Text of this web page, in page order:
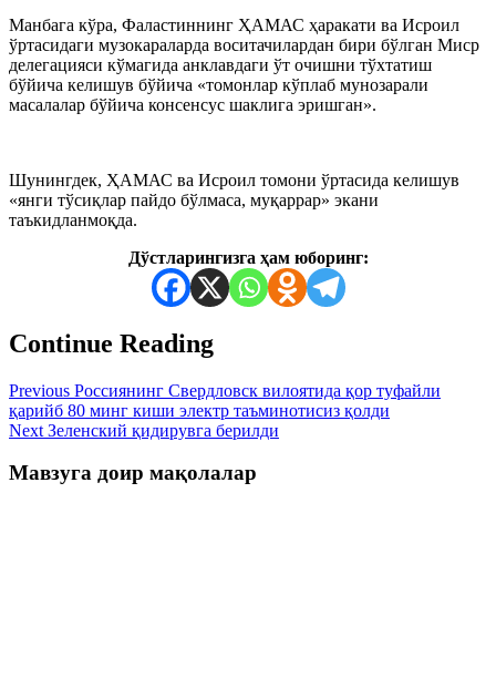
Манбага кўра, Фаластиннинг ҲАМАС ҳаракати ва Исроил
ўртасидаги музокараларда воситачилардан бири бўлган Миср
делегацияси кўмагида анклавдаги ўт очишни тўхтатиш
бўйича келишув бўйича «томонлар кўплаб мунозарали
масалалар бўйича консенсус шаклига эришган».
Шунингдек, ҲАМАС ва Исроил томони ўртасида келишув
«янги тўсиқлар пайдо бўлмаса, муқаррар» экани
таъкидланмоқда.
Дўстларингизга ҳам юборинг:
Continue Reading
Previous Россиянинг Свердловск вилоятида қор туфайли
қарийб 80 минг киши электр таъминотисиз қолди
Next Зеленский қидирувга берилди
Мавзуга доир мақолалар